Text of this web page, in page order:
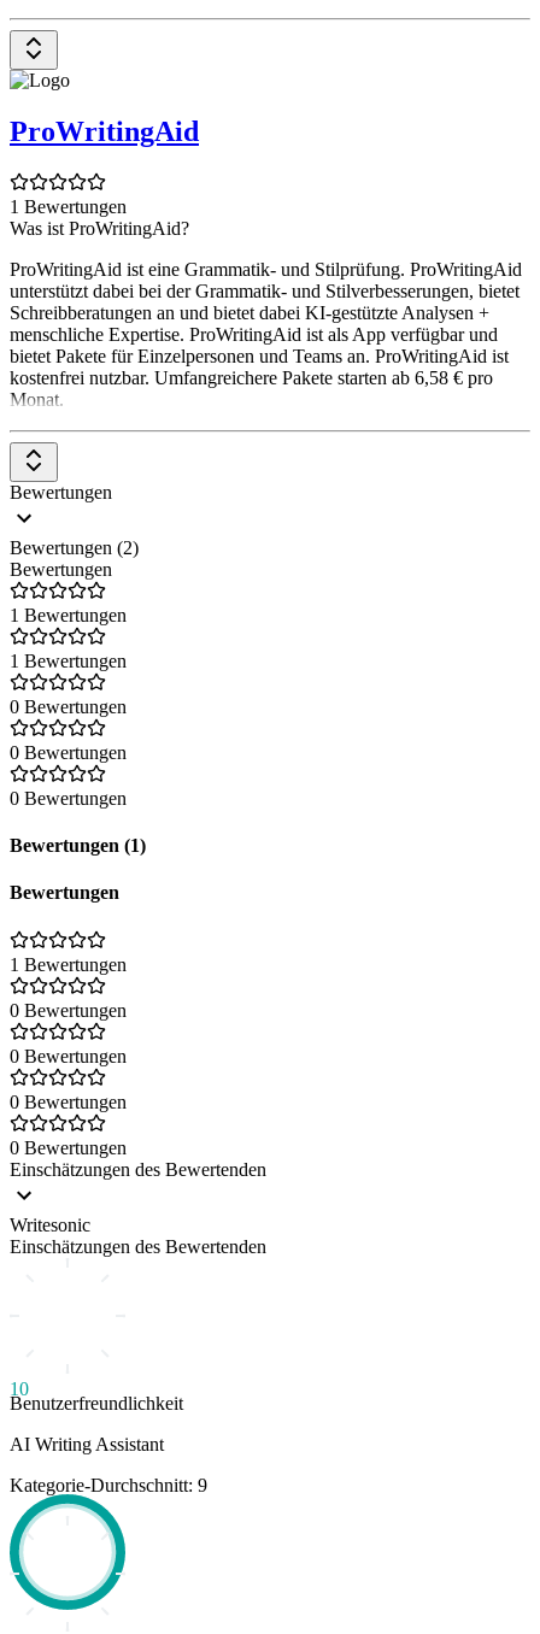
ProWritingAid
1 Bewertungen
Was ist ProWritingAid?
ProWritingAid ist eine Grammatik- und Stilprüfung. ProWritingAid
unterstützt dabei bei der Grammatik- und Stilverbesserungen, bietet
Schreibberatungen an und bietet dabei KI-gestützte Analysen +
menschliche Expertise. ProWritingAid ist als App verfügbar und
bietet Pakete für Einzelpersonen und Teams an. ProWritingAid ist
kostenfrei nutzbar. Umfangreichere Pakete starten ab 6,58 € pro
Monat.
Bewertungen
Bewertungen (2)
Bewertungen
1 Bewertungen
1 Bewertungen
0 Bewertungen
0 Bewertungen
0 Bewertungen
Bewertungen (1)
Bewertungen
1 Bewertungen
0 Bewertungen
0 Bewertungen
0 Bewertungen
0 Bewertungen
Einschätzungen des Bewertenden
Writesonic
Einschätzungen des Bewertenden
10
Benutzerfreundlichkeit
AI Writing Assistant
Kategorie-Durchschnitt: 9